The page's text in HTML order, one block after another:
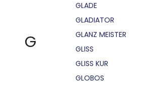
G
GLADE
GLADIATOR
GLANZ MEISTER
GLISS
GLISS KUR
GLOBOS